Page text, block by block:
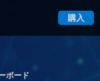
購入
ボード